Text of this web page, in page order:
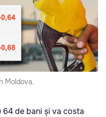
Moldova.
de bani și va costa